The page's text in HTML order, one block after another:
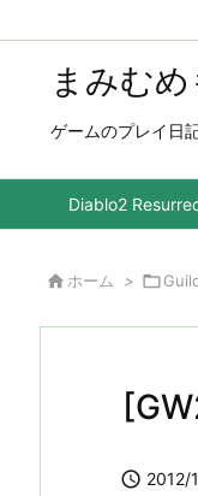
まみむめ
ゲームのプレイ日
Diablo2
 ホーム > 
 2012/